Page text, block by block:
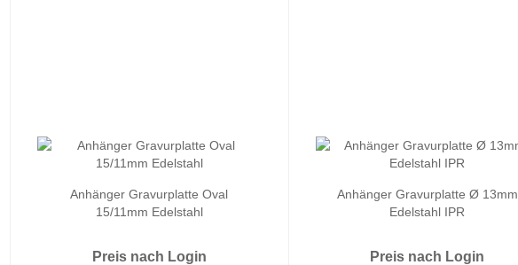
Anhänger Gravurplatte Oval
15/11mm Edelstahl
Preis nach Login
Anhänger Gravurplatte Ø 13mm
Edelstahl IPR
Preis nach Login